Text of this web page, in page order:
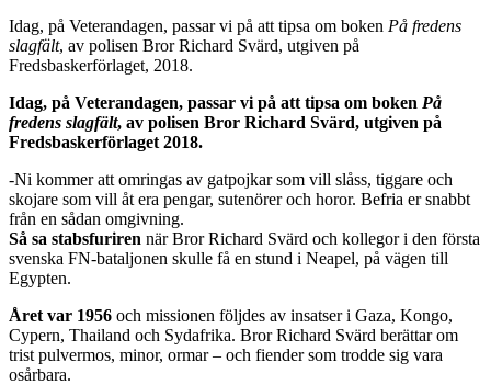
Idag, på Veterandagen, passar vi på att tipsa om boken På fredens
slagfält, av polisen Bror Richard Svärd, utgiven på
Fredsbaskerförlaget, 2018.
Idag, på Veterandagen, passar vi på att tipsa om boken På
fredens slagfält, av polisen Bror Richard Svärd, utgiven på
Fredsbaskerförlaget 2018.
-Ni kommer att omringas av gatpojkar som vill slåss, tiggare och
skojare som vill åt era pengar, sutenörer och horor. Befria er snabbt
från en sådan omgivning.
Så sa stabsfuriren när Bror Richard Svärd och kollegor i den första
svenska FN-bataljonen skulle få en stund i Neapel, på vägen till
Egypten.
Året var 1956 och missionen följdes av insatser i Gaza, Kongo,
Cypern, Thailand och Sydafrika. Bror Richard Svärd berättar om
trist pulvermos, minor, ormar – och fiender som trodde sig vara
osårbara.